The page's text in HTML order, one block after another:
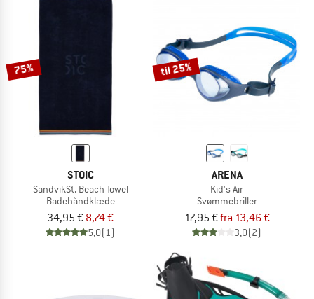
75%
STOIC
SandvikSt. Beach Towel
Badehåndklæde
34,95 € 8,74 €
5,0(1)
til 25%
ARENA
Kid's Air
Svømmebriller
17,95 €fra 13,46 €
3,0(2)